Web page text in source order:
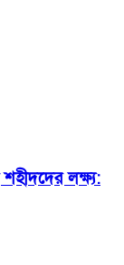
লক্ষ্য: